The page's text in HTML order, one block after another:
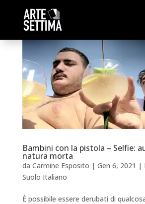
Bambini con la pistola – Selfie:
natura morta
da Carmine Esposito | Gen 6, 2021 |
Suolo Italiano
È possibile essere derubati di